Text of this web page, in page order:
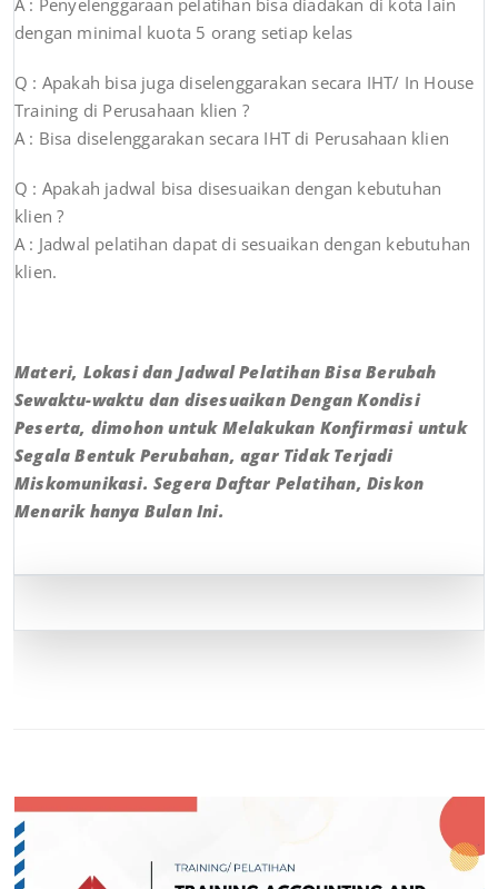
A : Penyelenggaraan pelatihan bisa diadakan di kota lain
dengan minimal kuota 5 orang setiap kelas
Q : Apakah bisa juga diselenggarakan secara IHT/ In House
Training di Perusahaan klien ?
A : Bisa diselenggarakan secara IHT di Perusahaan klien
Q : Apakah jadwal bisa disesuaikan dengan kebutuhan
klien ?
A : Jadwal pelatihan dapat di sesuaikan dengan kebutuhan
klien.
Materi, Lokasi dan Jadwal Pelatihan Bisa Berubah
Sewaktu-waktu dan disesuaikan Dengan Kondisi
Peserta, dimohon untuk Melakukan Konfirmasi untuk
Segala Bentuk Perubahan, agar Tidak Terjadi
Miskomunikasi. Segera Daftar Pelatihan, Diskon
Menarik hanya Bulan Ini.